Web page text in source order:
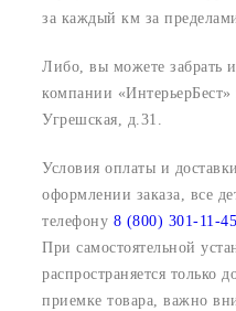
за каждый км за
Либо, вы можете забрать
компании «ИнтерьерБест»
Угрешская, д.31.
Условия оплаты и
оформлении заказа, все
телефону 8 (800) 301-11-45
При самостоятельной
распространяется только
приемке товара, важно